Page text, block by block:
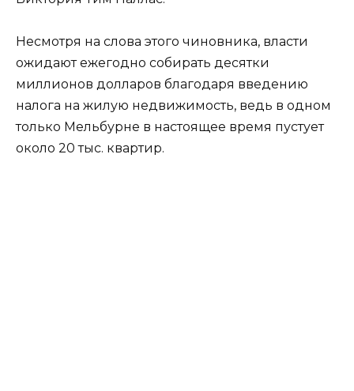
Несмотря на слова этого чиновника, власти
ожидают ежегодно собирать десятки
миллионов долларов благодаря введению
налога на жилую недвижимость, ведь в одном
только Мельбурне в настоящее время пустует
около 20 тыс. квартир.